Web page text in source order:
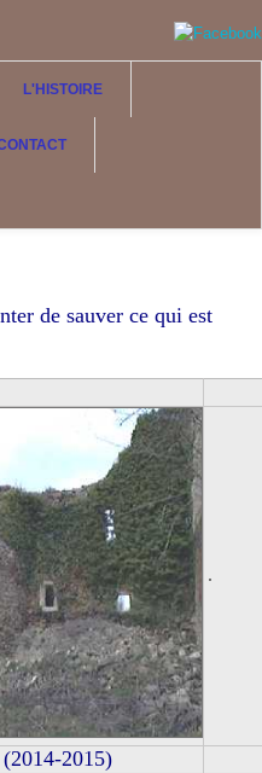
L'HISTOIRE
de sauver ce qui est
2015)